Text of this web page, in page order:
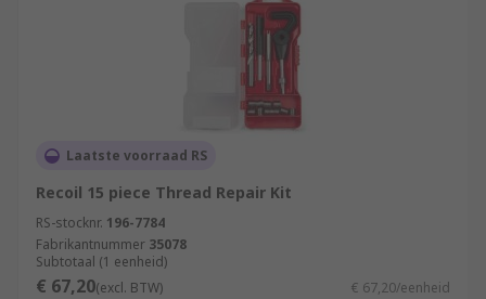
Laatste voorraad RS
Recoil 15 piece Thread Repair Kit
RS-stocknr. 196-7784
Fabrikantnummer 35078
Subtotaal (1 eenheid)
€ 67,20(excl. BTW) € 67,20/eenheid